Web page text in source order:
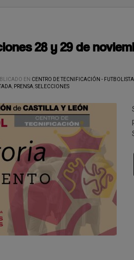
28 y 29 de
EN CENTRO DE TECNIFICACIÓN -
PRENSA SELECCIONES